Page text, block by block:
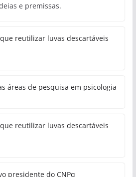
e premissas.
reutilizar luvas descartáveis
áreas de pesquisa em psicologia
reutilizar luvas descartáveis
presidente do CNPq